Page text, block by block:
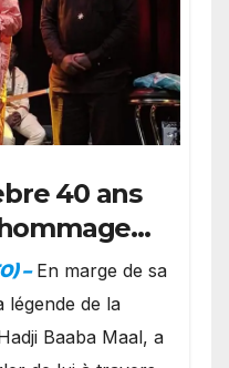
40 ans
en
– ​En marge de sa
légende de la
Baaba Maal, a